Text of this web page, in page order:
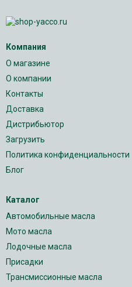
Компания
О магазине
О компании
Контакты
Доставка
Дистрибьютор
Загрузить
Политика конфиденциальности
Блог
Каталог
Автомобильные масла
Мото масла
Лодочные масла
Присадки
Трансмиссионные масла